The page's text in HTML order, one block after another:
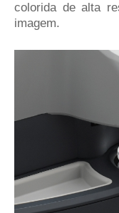
colorida de alta
imagem.